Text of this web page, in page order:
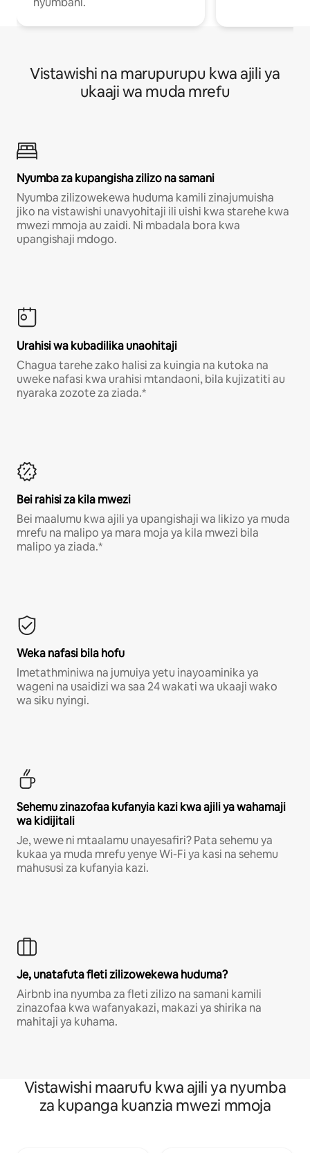
Vistawishi na marupurupu kwa ajili ya
ukaaji wa muda mrefu
Nyumba za kupangisha zilizo na samani
Nyumba zilizowekewa huduma kamili zinajumuisha
jiko na vistawishi unavyohitaji ili uishi kwa starehe kwa
mwezi mmoja au zaidi. Ni mbadala bora kwa
upangishaji mdogo.
Urahisi wa kubadilika unaohitaji
Chagua tarehe zako halisi za kuingia na kutoka na
uweke nafasi kwa urahisi mtandaoni, bila kujizatiti au
nyaraka zozote za ziada.*
Bei rahisi za kila mwezi
Bei maalumu kwa ajili ya upangishaji wa likizo ya muda
mrefu na malipo ya mara moja ya kila mwezi bila
malipo ya ziada.*
Weka nafasi bila hofu
Imetathminiwa na jumuiya yetu inayoaminika ya
wageni na usaidizi wa saa 24 wakati wa ukaaji wako
wa siku nyingi.
Sehemu zinazofaa kufanyia kazi kwa ajili ya wahamaji
wa kidijitali
Je, wewe ni mtaalamu unayesafiri? Pata sehemu ya
kukaa ya muda mrefu yenye Wi-Fi ya kasi na sehemu
mahususi za kufanyia kazi.
Je, unatafuta fleti zilizowekewa huduma?
Airbnb ina nyumba za fleti zilizo na samani kamili
zinazofaa kwa wafanyakazi, makazi ya shirika na
mahitaji ya kuhama.
Vistawishi maarufu kwa ajili ya nyumba
za kupanga kuanzia mwezi mmoja